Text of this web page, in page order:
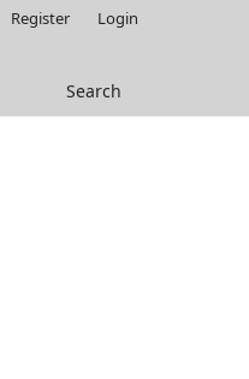
Search
Register Login